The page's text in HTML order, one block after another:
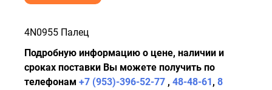
4N0955 Палец
Подробную информацию о цене, наличии и
сроках поставки Вы можете получить по
телефонам +7 (953)-396-52-77 , 48-48-61, 8